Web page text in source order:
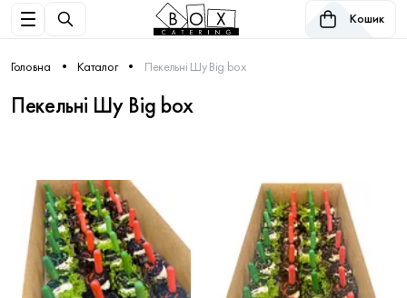
Кошик
Головна Каталог Пекельні Шу Big box
Пекельні Шу Big box